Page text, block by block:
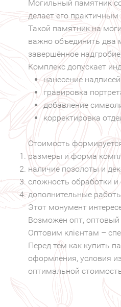
Могильный памятник
делает его
Такой памятник на
важно объединить два
завершённое
Комплекс допускает
нанесение
гравировка
добавление
корректировка
Стоимость
размеры и форма
наличие позолоты и
сложность обработки
дополнительные
Этот монумент
Возможен опт, оптовый
Оптовим клієнтам –
Перед тем как купить
оформления, условия
оптимальной